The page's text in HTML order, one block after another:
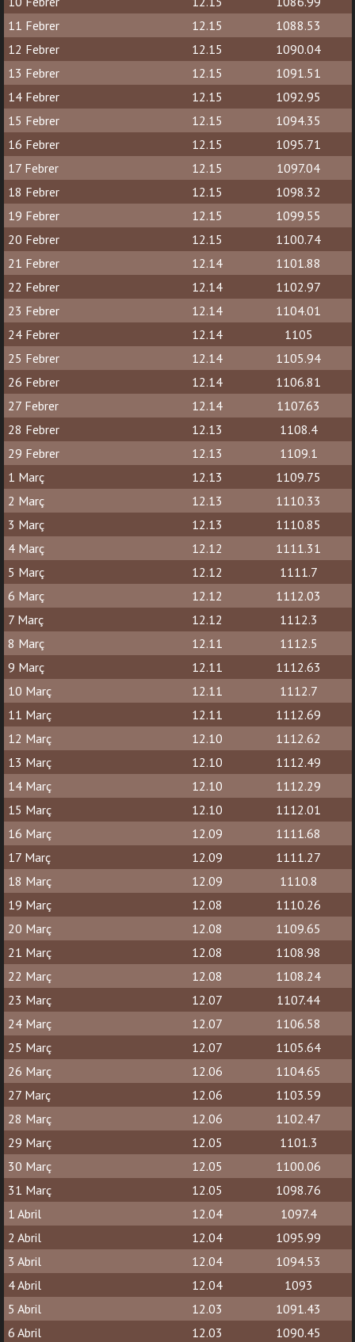
11 Febrer
12.15
1088.53
12 Febrer
12.15
1090.04
13 Febrer
12.15
1091.51
14 Febrer
12.15
1092.95
15 Febrer
12.15
1094.35
16 Febrer
12.15
1095.71
17 Febrer
12.15
1097.04
18 Febrer
12.15
1098.32
19 Febrer
12.15
1099.55
20 Febrer
12.15
1100.74
21 Febrer
12.14
1101.88
22 Febrer
12.14
1102.97
23 Febrer
12.14
1104.01
24 Febrer
12.14
1105
25 Febrer
12.14
1105.94
26 Febrer
12.14
1106.81
27 Febrer
12.14
1107.63
28 Febrer
12.13
1108.4
29 Febrer
12.13
1109.1
1 Març
12.13
1109.75
2 Març
12.13
1110.33
3 Març
12.13
1110.85
4 Març
12.12
1111.31
5 Març
12.12
1111.7
6 Març
12.12
1112.03
7 Març
12.12
1112.3
8 Març
12.11
1112.5
9 Març
12.11
1112.63
10 Març
12.11
1112.7
11 Març
12.11
1112.69
12 Març
12.10
1112.62
13 Març
12.10
1112.49
14 Març
12.10
1112.29
15 Març
12.10
1112.01
16 Març
12.09
1111.68
17 Març
12.09
1111.27
18 Març
12.09
1110.8
19 Març
12.08
1110.26
20 Març
12.08
1109.65
21 Març
12.08
1108.98
22 Març
12.08
1108.24
23 Març
12.07
1107.44
24 Març
12.07
1106.58
25 Març
12.07
1105.64
26 Març
12.06
1104.65
27 Març
12.06
1103.59
28 Març
12.06
1102.47
29 Març
12.05
1101.3
30 Març
12.05
1100.06
31 Març
12.05
1098.76
1 Abril
12.04
1097.4
2 Abril
12.04
1095.99
3 Abril
12.04
1094.53
4 Abril
12.04
1093
5 Abril
12.03
1091.43
6 Abril
12.03
1090.45